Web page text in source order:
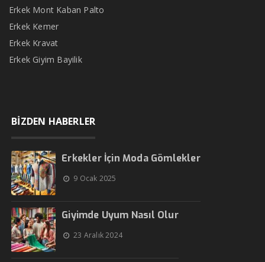
Erkek Mont Kaban Palto
Erkek Kemer
Erkek Kravat
Erkek Giyim Bayilik
BİZDEN HABERLER
Erkekler İçin Moda Gömlekler
9 Ocak 2025
Giyimde Uyum Nasıl Olur
23 Aralık 2024